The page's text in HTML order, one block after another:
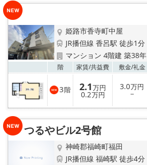
☆新築物件☆
☆インターネット無料物件☆
☆敷金·礼金0円物件☆
路線·駅から探す
地域から探す
姫路市香寺町中屋
JR播但線 香呂駅 徒歩1分
マンション 4階建 築38年
階 家賃/共益費 敷金/礼金
3階 2.1万円
0.2万円
3.0万円
－
つるやビル2号館
神崎郡福崎町福田
JR播但線 福崎駅 徒歩4分